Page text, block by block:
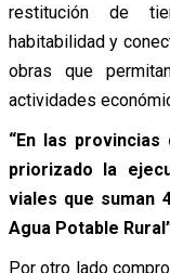
restitución de
habitabilidad y
obras que
actividades
“En las
priorizado la
viales que suman
Agua Potable
Por otro lado